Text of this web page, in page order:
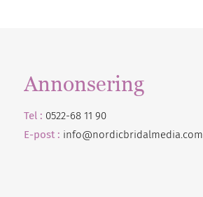
Annonsering
Tel : 0522-68 11 90
E-post : info@nordicbridalmedia.com